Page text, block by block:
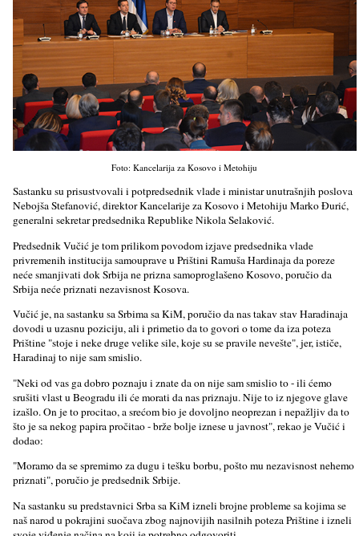
Foto: Kancelarija za Kosovo i Metohiju
Sastanku su prisustvovali i potpredsednik vlade i ministar unutrašnjih poslova
Nebojša Stefanović, direktor Kancelarije za Kosovo i Metohiju Marko Đurić,
generalni sekretar predsednika Republike Nikola Selaković.
Predsednik Vučić je tom prilikom povodom izjave predsednika vlade
privremenih institucija samouprave u Prištini Ramuša Hardinaja da poreze
neće smanjivati dok Srbija ne prizna samoproglašeno Kosovo, poručio da
Srbija neće priznati nezavisnost Kosova.
Vučić je, na sastanku sa Srbima sa KiM, poručio da nas takav stav Haradinaja
dovodi u uzasnu poziciju, ali i primetio da to govori o tome da iza poteza
Prištine "stoje i neke druge velike sile, koje su se pravile nevešte", jer, ističe,
Haradinaj to nije sam smislio.
"Neki od vas ga dobro poznaju i znate da on nije sam smislio to - ili ćemo
srušiti vlast u Beogradu ili će morati da nas priznaju. Nije to iz njegove glave
izašlo. On je to procitao, a srećom bio je dovolјno neoprezan i nepažlјiv da to
što je sa nekog papira pročitao - brže bolјe iznese u javnost", rekao je Vučić i
dodao:
"Moramo da se spremimo za dugu i tešku borbu, pošto mu nezavisnost nehemo
priznati", poručio je predsednik Srbije.
Na sastanku su predstavnici Srba sa KiM izneli brojne probleme sa kojima se
naš narod u pokrajini suočava zbog najnovijih nasilnih poteza Prištine i izneli